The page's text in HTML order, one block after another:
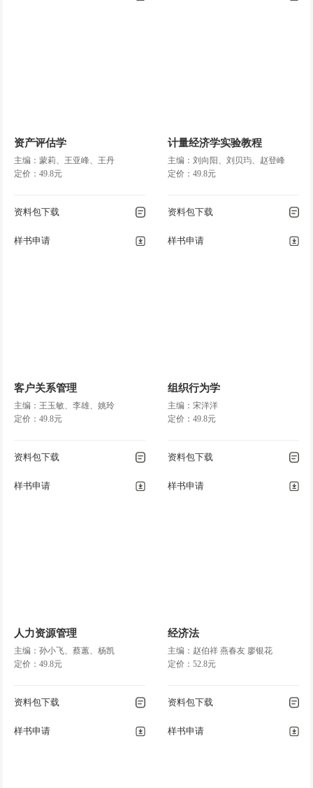
资产评估学
主编：蒙莉、王亚峰、王丹
定价：49.8元
资料包下载
样书申请
计量经济学实验教程
主编：刘向阳、刘贝玙、赵登峰
定价：49.8元
资料包下载
样书申请
客户关系管理
主编：王玉敏、李雄、姚玲
定价：49.8元
资料包下载
样书申请
组织行为学
主编：宋洋洋
定价：49.8元
资料包下载
样书申请
人力资源管理
主编：孙小飞、蔡蕙、杨凯
定价：49.8元
资料包下载
样书申请
经济法
主编：赵伯祥 燕春友 廖银花
定价：52.8元
资料包下载
样书申请